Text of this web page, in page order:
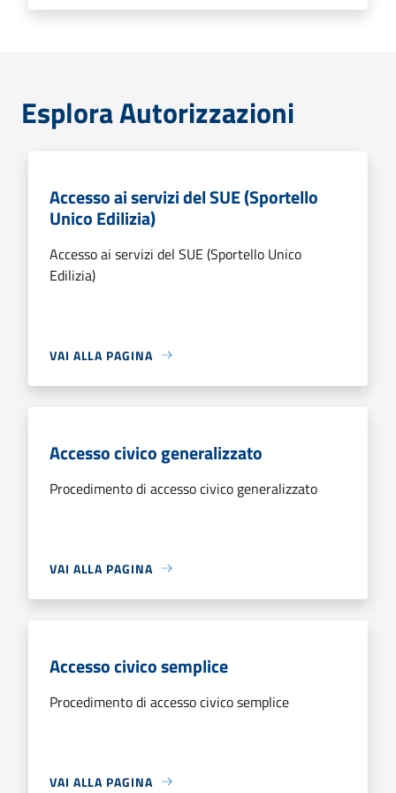
Esplora Autorizzazioni
Accesso ai servizi del SUE (Sportello
Unico Edilizia)
Accesso ai servizi del SUE (Sportello Unico
Edilizia)
VAI ALLA PAGINA
Accesso civico generalizzato
Procedimento di accesso civico generalizzato
VAI ALLA PAGINA
Accesso civico semplice
Procedimento di accesso civico semplice
VAI ALLA PAGINA